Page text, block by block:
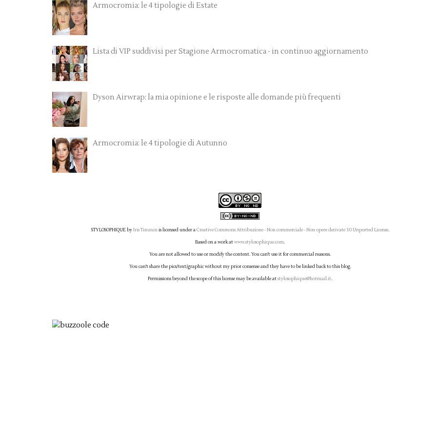
Armocromia: le 4 tipologie di Estate
Lista di VIP suddivisi per Stagione Armocromatica - in continuo aggiornamento
Dyson Airwrap: la mia opinione e le risposte alle domande più frequenti
Armocromia: le 4 tipologie di Autunno
STYLOSOPHIQUEbyIris Tinuninis licensed under aCreative Commons Attribuzione - Non commerciale - Non opere derivate 3.0 Unported License.
Based on a work atwww.stylosophique.com.
You are not allowed to use or modify the content. You can't use it for commercial reasons.
You can't share the pics/text/graphic without my prior consense and they have to be linked back to this blog.
Permissions beyond the scope of this license may be available atstylosophique@hotmail.it.